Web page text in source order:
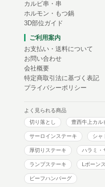
カルビ串・串
ホルモン・もつ鍋
3D部位ガイド
ご利用案内
お支払い・送料について
お問い合わせ
会社概要
特定商取引法に基づく表記
プライバシーポリシー
よく見られる商品
切り落とし
豊西牛上カル
サーロインステーキ シャ
厚切りステーキ ハラミ・
ランプステーキ Lボーン
ビーフハンバーグ